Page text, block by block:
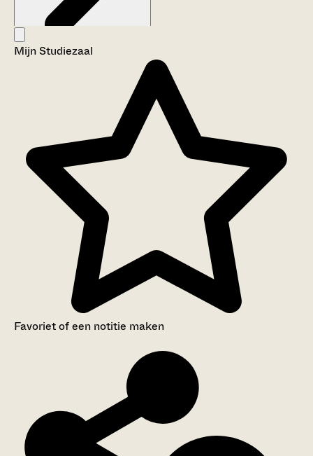
Aanwijzingen voor de gebruiker
Mijn Studiezaal
Favoriet of een notitie maken